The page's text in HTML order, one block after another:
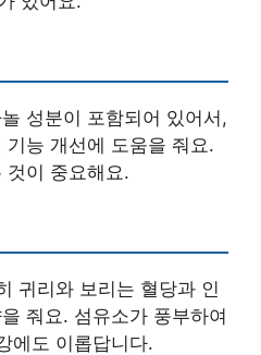
성분이 포함되어 있어서,
능 개선에 도움을 줘요.
것이 중요해요.
귀리와 보리는 혈당과 인
줘요. 섬유소가 풍부하여
에도 이롭답니다.